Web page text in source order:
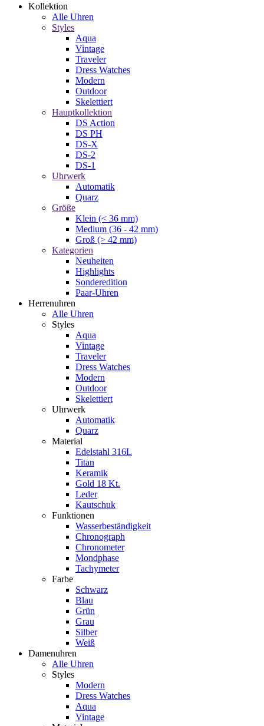
Kollektion
Alle Uhren
Styles
Aqua
Vintage
Traveler
Dress Watches
Modern
Outdoor
Skelettiert
Hauptkollektion
DS Action
DS PH
DS-X
DS-2
DS-1
Uhrwerk
Automatik
Quarz
Größe
Klein (< 36 mm)
Medium (36 - 42 mm)
Groß (> 42 mm)
Kategorien
Neuheiten
Highlights
Sonderedition
Paar-Uhren
Herrenuhren
Alle Uhren
Styles
Aqua
Vintage
Traveler
Dress Watches
Modern
Outdoor
Skelettiert
Uhrwerk
Automatik
Quarz
Material
Edelstahl 316L
Titan
Keramik
Gold 18 Kt.
Leder
Kautschuk
Funktionen
Wasserbeständigkeit
Chronograph
Chronometer
Mondphase
Tachymeter
Farbe
Schwarz
Blau
Grün
Grau
Silber
Weiß
Damenuhren
Alle Uhren
Styles
Modern
Dress Watches
Aqua
Vintage